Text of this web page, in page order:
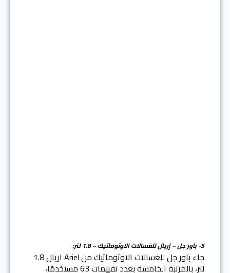
5- باور جل – إريال للغسالات الاوتوماتيك – 1.8 لتر:
جاء باور جل للغسالات الاوتوماتيك من Ariel اريال 1.8
لتر، بالمرتبة الخامسة بعدد تقييمات 63 مستخدمًا،